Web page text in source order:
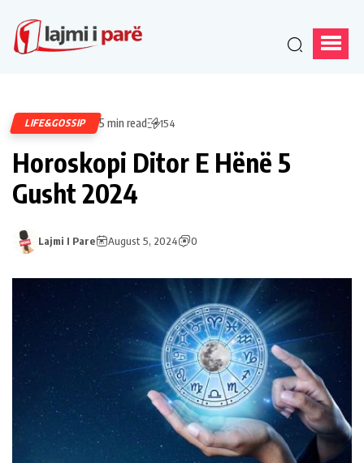
LIFE&GOSSIP 5 min read 154
Horoskopi Ditor E Hënë 5
Gusht 2024
Lajmi I Pare August 5, 2024 0